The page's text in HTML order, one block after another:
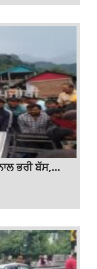
ਭਰੀ ਬੱਸ,...